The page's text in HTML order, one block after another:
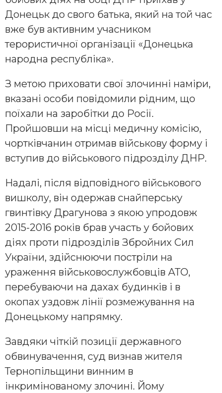
Донецьк до свого батька, який на той час
вже був активним учасником
терористичної організації «Донецька
народна республіка».
З метою приховати свої злочинні наміри,
вказані особи повідомили рідним, що
поїхали на заробітки до Росії.
Пройшовши на місці медичну комісію,
чортківчанин отримав військову форму і
вступив до військового підрозділу ДНР.
Надалі, після відповідного військового
вишколу, він одержав снайперську
гвинтівку Драгунова з якою упродовж
2015-2016 років брав участь у бойових
діях проти підрозділів Збройних Сил
України, здійснюючи постріли на
ураження військовослужбовців АТО,
перебуваючи на дахах будинків і в
окопах уздовж лінії розмежування на
Донецькому напрямку.
Завдяки чіткій позиції державного
обвинувачення, суд визнав жителя
Тернопільщини винним в
інкримінованому злочині. Йому